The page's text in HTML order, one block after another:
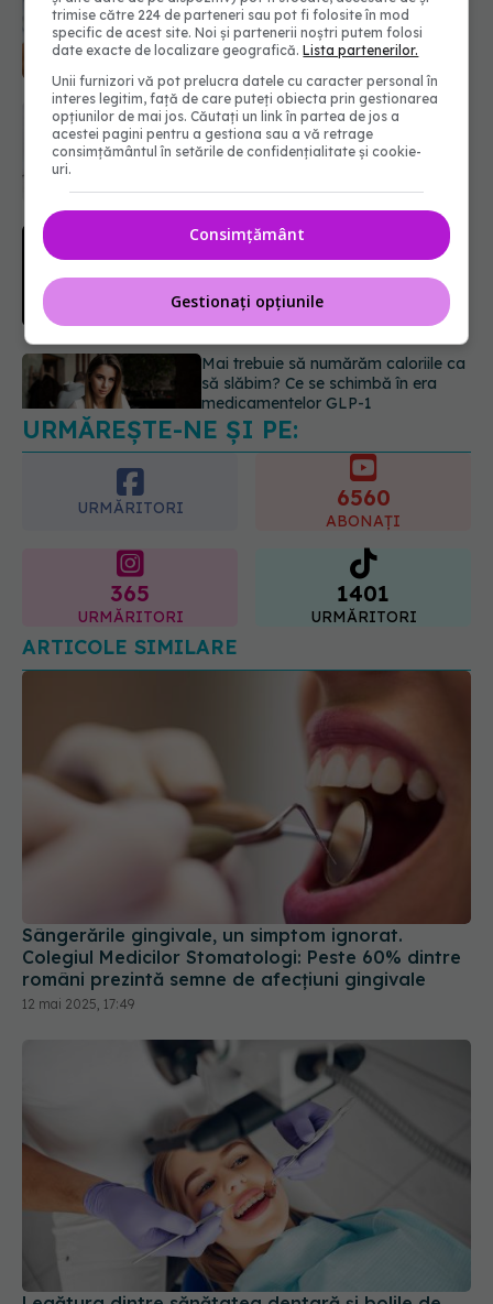
pozitiv
09.08.2026, 13:00
Caz șocant la Cluj. Echipaj de
ambulanță atacat în timpul unei
misiuni în Cluj. Șoferul a ajuns la
09.08.2026, 12:55
Mai trebuie să numărăm caloriile ca
să slăbim? Ce se schimbă în era
medicamentelor GLP-1
09.08.2026, 12:00
Prof. univ. dr. Cătălina Poiană (CMR),
avertisment după ambulanța
atacată în Cluj: Fake news-ul nu
este inofensiv
09.08.2026, 14:05
URMĂREȘTE-NE ȘI PE:
URMĂRITORI 6560
365 1401
URMĂRITORI
ARTICOLE SIMILARE
Sângerările gingivale, un simptom ignorat.
Colegiul Medicilor Stomatologi: Peste 60% dintre
români prezintă semne de afecţiuni gingivale
12 mai 2025, 17:49
Legătura dintre sănătatea dentară și bolile de
inimă. De ce igiena dentară poate influența
sănătatea întregului corp
04 noi 2024, 09:47
trimise către 224 de parteneri sau pot fi folosite în mod
specific de acest site. Noi și partenerii noștri putem folosi
date exacte de localizare geografică.Lista partenerilor.
Unii furnizori vă pot prelucra datele cu caracter personal în
interes legitim, față de care puteți obiecta prin gestionarea
opțiunilor de mai jos. Căutați un link în partea de jos a
acestei pagini pentru a gestiona sau a vă retrage
consimțământul în setările de confidențialitate și cookie-
uri.
Consimțământ
Gestionați opțiunile